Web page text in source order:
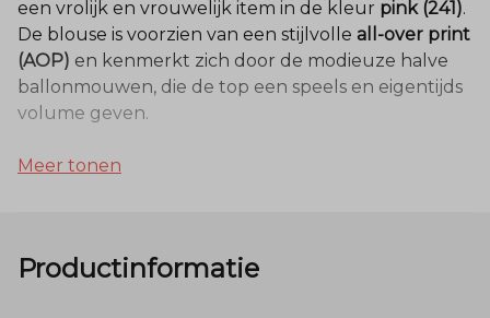
een vrolijk en vrouwelijk item in de kleur pink (241).
De blouse is voorzien van een stijlvolle all-over print
(AOP) en kenmerkt zich door de modieuze halve
ballonmouwen, die de top een speels en eigentijds
volume geven.
Kwaliteit en Materiaal
materiaalmix van80% viscose en 20% polyamide
Meer tonen
Productinformatie